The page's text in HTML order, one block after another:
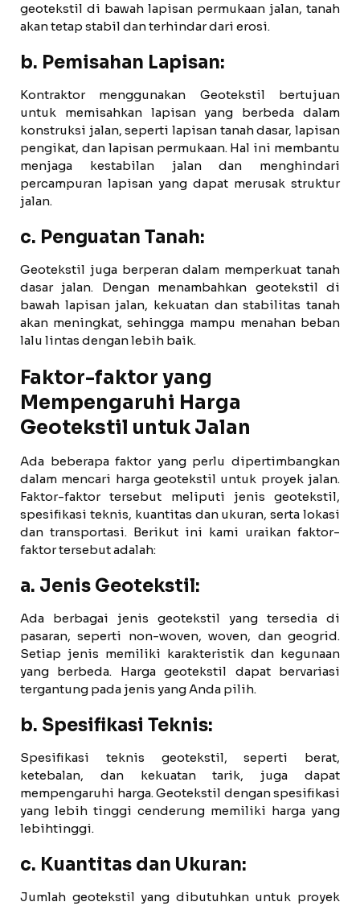
geotekstil di bawah lapisan permukaan jalan, tanah
akan tetap stabil dan terhindar dari erosi.
b. Pemisahan Lapisan:
Kontraktor menggunakan Geotekstil bertujuan
untuk memisahkan lapisan yang berbeda dalam
konstruksi jalan, seperti lapisan tanah dasar, lapisan
pengikat, dan lapisan permukaan. Hal ini membantu
menjaga kestabilan jalan dan menghindari
percampuran lapisan yang dapat merusak struktur
jalan.
c. Penguatan Tanah:
Geotekstil juga berperan dalam memperkuat tanah
dasar jalan. Dengan menambahkan geotekstil di
bawah lapisan jalan, kekuatan dan stabilitas tanah
akan meningkat, sehingga mampu menahan beban
lalu lintas dengan lebih baik.
Faktor-faktor yang
Mempengaruhi Harga
Geotekstil untuk Jalan
Ada beberapa faktor yang perlu dipertimbangkan
dalam mencari harga geotekstil untuk proyek jalan.
Faktor-faktor tersebut meliputi jenis geotekstil,
spesifikasi teknis, kuantitas dan ukuran, serta lokasi
dan transportasi. Berikut ini kami uraikan faktor-
faktor tersebut adalah:
a. Jenis Geotekstil:
Ada berbagai jenis geotekstil yang tersedia di
pasaran, seperti non-woven, woven, dan geogrid.
Setiap jenis memiliki karakteristik dan kegunaan
yang berbeda. Harga geotekstil dapat bervariasi
tergantung pada jenis yang Anda pilih.
b. Spesifikasi Teknis:
Spesifikasi teknis geotekstil, seperti berat,
ketebalan, dan kekuatan tarik, juga dapat
mempengaruhi harga. Geotekstil dengan spesifikasi
yang lebih tinggi cenderung memiliki harga yang
lebihtinggi.
c. Kuantitas dan Ukuran:
Jumlah geotekstil yang dibutuhkan untuk proyek